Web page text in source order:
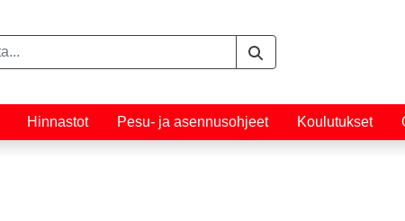
Hinnastot Pesu- ja asennusohjeet Koulutukset